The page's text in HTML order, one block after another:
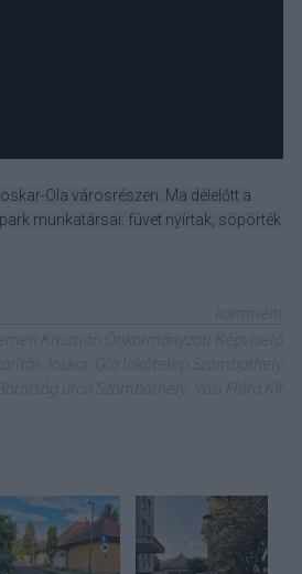
Ola városrészen. Ma délelőtt a
munkatársai: füvet nyírtak, söpörték